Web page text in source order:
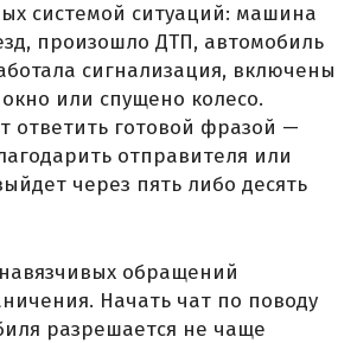
системой ситуаций: машина
произошло ДТП, автомобиль
сигнализация, включены
или спущено колесо.
ответить готовой фразой —
отправителя или
через пять либо десять
обращений
Начать чат по поводу
разрешается не чаще